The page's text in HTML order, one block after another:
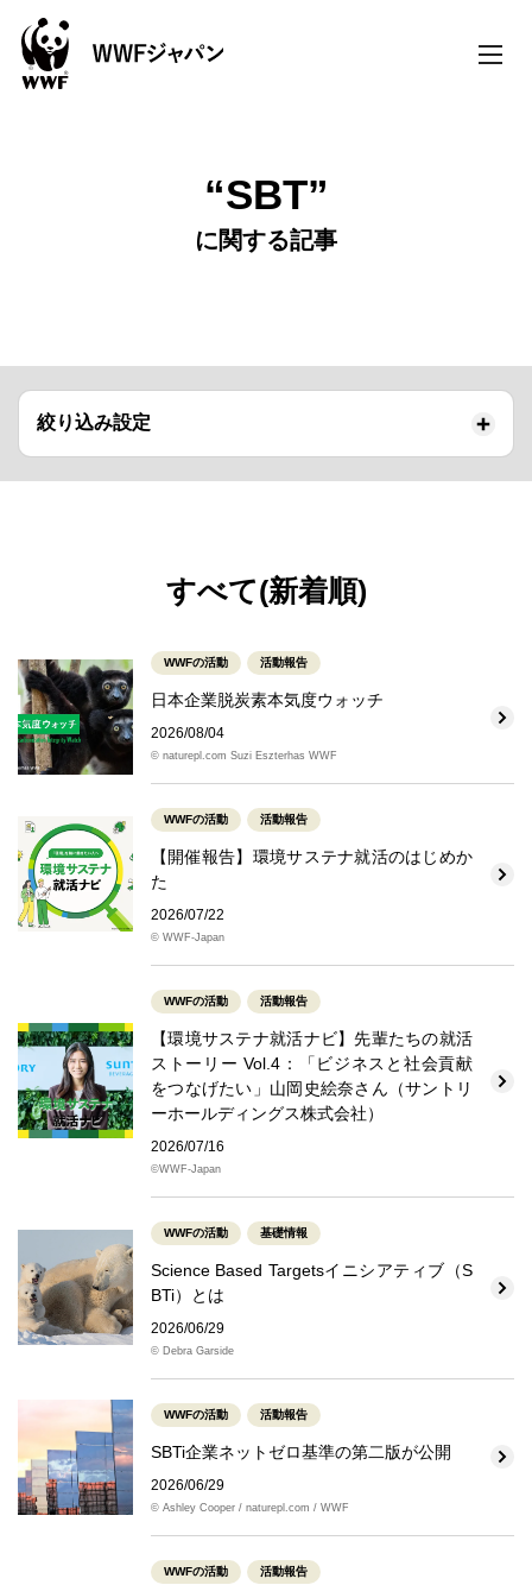
toggle
“SBT”
に関する記事
絞り込み設定
すべて(新着順)
WWFの活動 活動報告
日本企業脱炭素本気度ウォッチ
2026/08/04
© naturepl.com Suzi Eszterhas WWF
WWFの活動 活動報告
【開催報告】環境サステナ就活のはじめか
た
2026/07/22
© WWF-Japan
WWFの活動 活動報告
【環境サステナ就活ナビ】先輩たちの就活
ストーリー Vol.4：「ビジネスと社会貢献
をつなげたい」山岡史絵奈さん（サントリ
ーホールディングス株式会社）
2026/07/16
©WWF-Japan
WWFの活動 基礎情報
Science Based Targetsイニシアティブ（S
BTi）とは
2026/06/29
© Debra Garside
WWFの活動 活動報告
SBTi企業ネットゼロ基準の第二版が公開
2026/06/29
© Ashley Cooper / naturepl.com / WWF
WWFの活動 活動報告